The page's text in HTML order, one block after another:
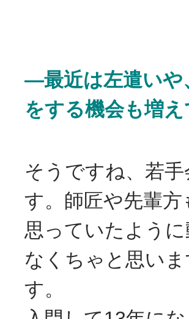
―最近は左遣いや
をする機会も増
そうですね、若
す。師匠や先輩
思っていたよう
なくちゃと思い
す。